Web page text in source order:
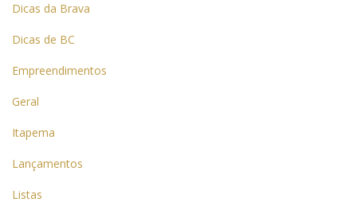
Dicas da Brava
Dicas de BC
Empreendimentos
Geral
Itapema
Lançamentos
Listas